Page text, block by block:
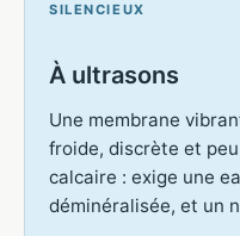
SILENCIEUX
À ultrasons
Une membrane
froide, discrète et
calcaire : exige une
déminéralisée, et un